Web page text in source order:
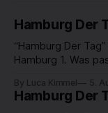
Hamburg Der
“Hamburg Der
Hamburg 1. Was
in unserer Stadt
um 18 Uhr
By Luca Kimmel 5.
Hamburg Der